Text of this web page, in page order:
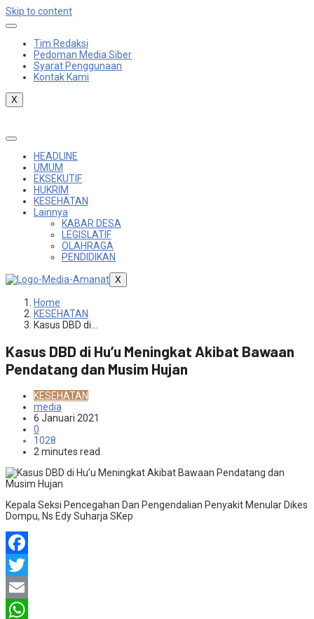
Skip to content
Tim Redaksi
Pedoman Media Siber
Syarat Penggunaan
Kontak Kami
X
HEADLINE
UMUM
EKSEKUTIF
HUKRIM
KESEHATAN
Lainnya
KABAR DESA
LEGISLATIF
OLAHRAGA
PENDIDIKAN
X
Home
KESEHATAN
Kasus DBD di…
Kasus DBD di Hu’u Meningkat Akibat Bawaan
Pendatang dan Musim Hujan
KESEHATAN
media
6 Januari 2021
0
1028
2 minutes read
Kepala Seksi Pencegahan Dan Pengendalian Penyakit Menular Dikes
Dompu, Ns Edy Suharja SKep
Facebook
Twitter
Email